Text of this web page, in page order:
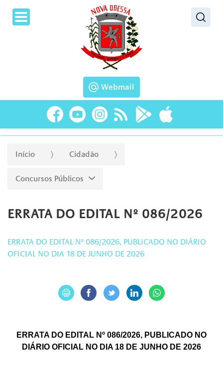
Webmail
Início Cidadão
Concursos Públicos
ERRATA DO EDITAL Nº 086/2026
ERRATA DO EDITAL Nº 086/2026, PUBLICADO NO DIÁRIO
OFICIAL NO DIA 18 DE JUNHO DE 2026
ERRATA DO EDITAL Nº 086/2026, PUBLICADO NO
DIÁRIO OFICIAL NO DIA 18 DE JUNHO DE 2026